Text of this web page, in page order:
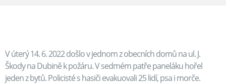
V úterý 14. 6. 2022 došlo v jednom z obecních domů na ul. J.
Škody na Dubině k požáru. V sedmém patře paneláku hořel
jeden z bytů. Policisté s hasiči evakuovali 25 lidí, psa i morče.